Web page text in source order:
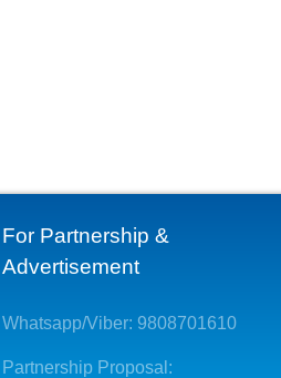
For Partnership &
Advertisement
Whatsapp/Viber: 9808701610
Partnership Proposal: